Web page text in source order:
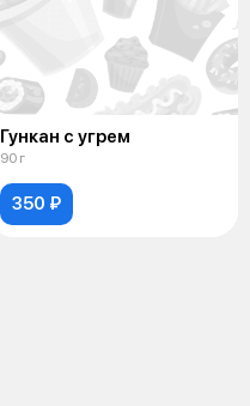
Гункан с угрем
90 г
350 ₽